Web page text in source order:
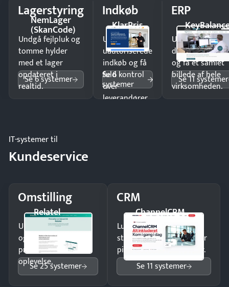
Lagerstyring
NemLager
(SkanCode)
Undgå fejlpluk og
tomme hylder
med et lager
opdateret i
realtid.
Se 6 systemer
Indkøb
KlarPris
Undgå
uautoriserede
indkøb og få
fuld kontrol
over
leverandører
Se 6
systemer
ERP
Undgå
og få ét samlet
billede af hele
virksomheden.
Se 11 systemer
IT-systemer til
Kundeservice
Omstilling
Relatel
Undgå tabte opkald
og giv kunderne en
professionel
oplevelse.
Se 25 systemer
CRM
ChannelCRM
Luk flere salg med et
struktureret overblik over
pipeline og opfølgninger.
Se 11 systemer